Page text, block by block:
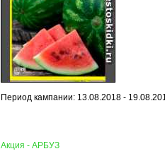
Период кампании: 13.08.2018 -
Акция - АРБУЗ